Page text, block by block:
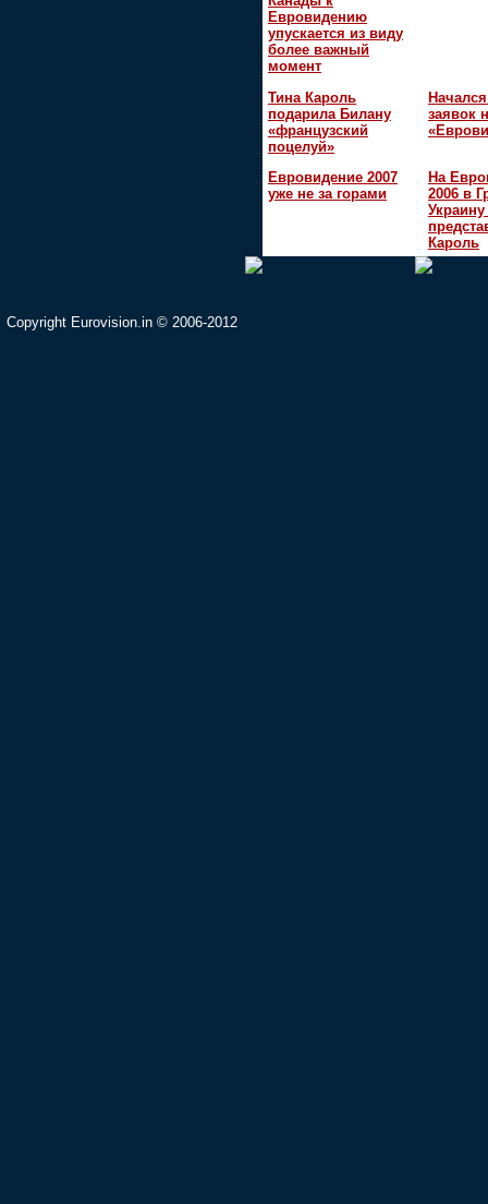
Евровидению
упускается из виду
более важный
момент
Тина Кароль
подарила Билану
«французский
поцелуй»
заявок
Евровидение 2007
уже не за горами
На
2006 в
Украину
Кароль
Copyright Eurovision.in © 2006-2012